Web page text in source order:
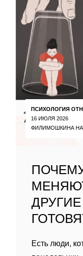
ПСИХОЛОГИЯ
16 ИЮЛЯ 2026
ФИЛИМОШКИНА
Есть люди,